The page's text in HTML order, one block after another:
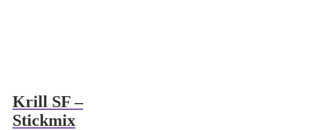
Krill SF –
Stickmix